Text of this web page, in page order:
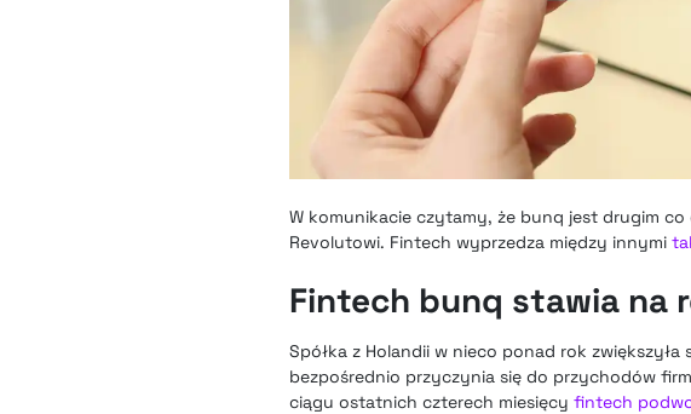
W komunikacie czytamy, że bunq jest drugim
Revolutowi. Fintech wyprzedza między innymi
Fintech bunq stawia na
Spółka z Holandii w nieco ponad rok
bezpośrednio przyczynia się do przychodów
ciągu ostatnich czterech miesięcy fintech